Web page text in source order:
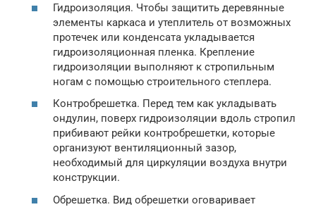
Гидроизоляция. Чтобы защитить деревянные
элементы каркаса и утеплитель от возможных
протечек или конденсата укладывается
гидроизоляционная пленка. Крепление
гидроизоляции выполняют к стропильным
ногам с помощью строительного степлера.
Контробрешетка. Перед тем как укладывать
ондулин, поверх гидроизоляции вдоль стропил
прибивают рейки контробрешетки, которые
организуют вентиляционный зазор,
необходимый для циркуляции воздуха внутри
конструкции.
Обрешетка. Вид обрешетки оговаривает